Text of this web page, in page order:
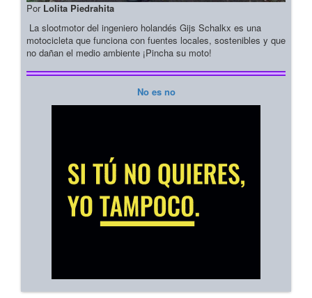
Por Lolita Piedrahita
La slootmotor del ingeniero holandés Gijs Schalkx es una
motocicleta que funciona con fuentes locales, sostenibles y que
no dañan el medio ambiente ¡Pincha su moto!
No es no